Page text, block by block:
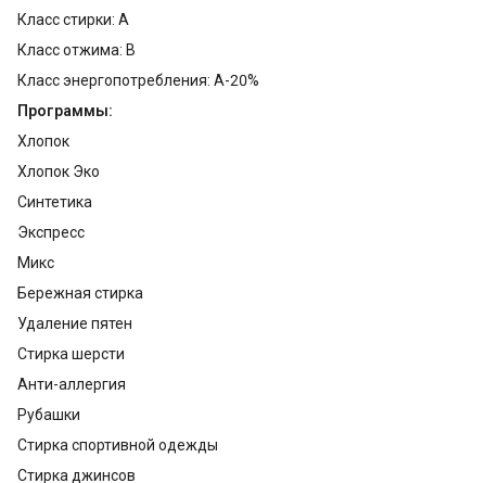
Класс стирки: A
Класс отжима: B
Класс энергопотребления: A-20%
Программы:
Хлопок
Хлопок Эко
Синтетика
Экспресс
Микс
Бережная стирка
Удаление пятен
Стирка шерсти
Анти-аллергия
Рубашки
Стирка спортивной одежды
Стирка джинсов